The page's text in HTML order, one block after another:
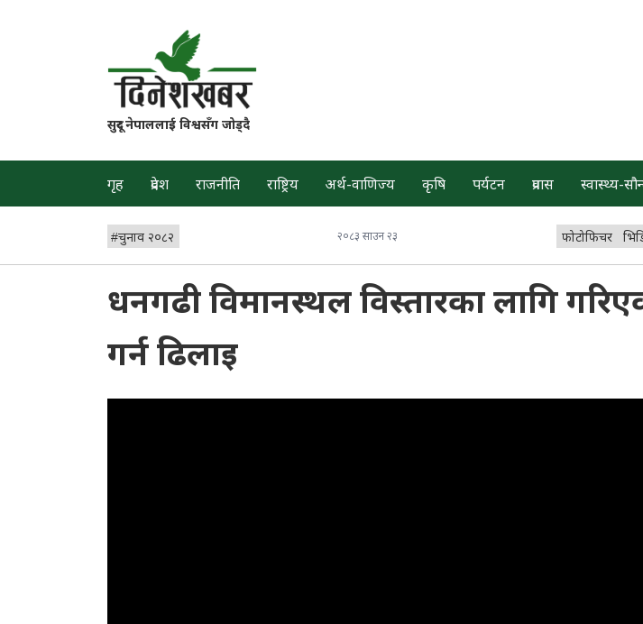
सुदूर नेपाललाई विश्वसँग जोड्दै
गृह प्रदेश राजनीति राष्ट्रिय अर्थ-वाणिज्य कृषि पर्यटन प्रवास स्वास्थ्य-
#चुनाव २०८२ २०८३ साउन २३ फोटोफिचर
धनगढी विमानस्थल विस्तारका लागि
गर्न ढिलाइ